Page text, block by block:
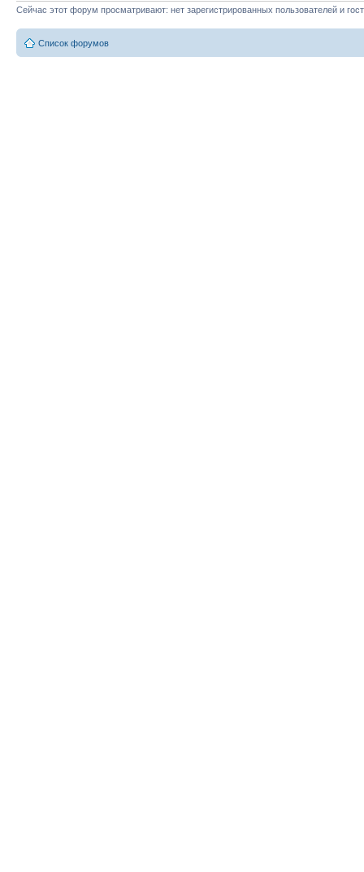
Сейчас этот форум просматривают: нет зарегистрированных пользователей и
Список форумов